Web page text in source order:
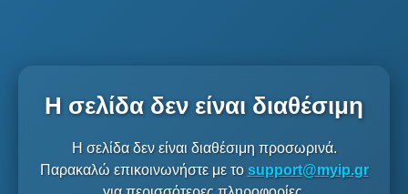
Η σελίδα δεν είναι διαθέσιμη
Η σελίδα δεν είναι διαθέσιμη προσωρινά.
Παρακαλώ επικοινωνήστε με το support@myip.gr